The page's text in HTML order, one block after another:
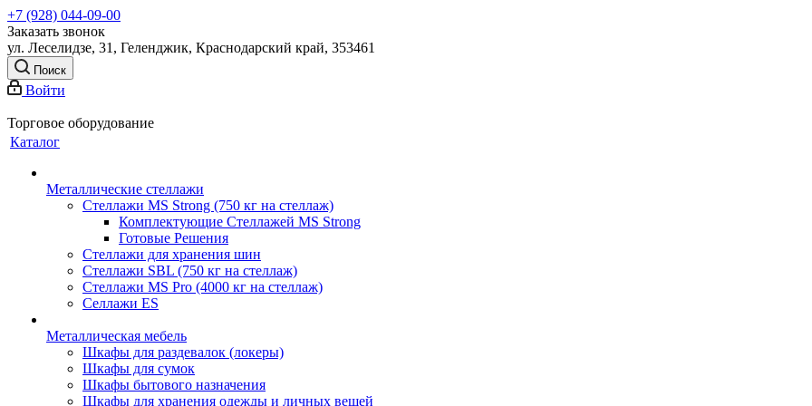
+7 (928) 044-09-00
Заказать звонок
ул. Леселидзе, 31, Геленджик, Краснодарский край, 353461
Поиск
Войти
Торговое оборудование
Каталог
Металлические стеллажи
Стеллажи MS Strong (750 кг на стеллаж)
Комплектующие Стеллажей MS Strong
Готовые Решения
Стеллажи для хранения шин
Стеллажи SBL (750 кг на стеллаж)
Стеллажи MS Pro (4000 кг на стеллаж)
Селлажи ES
Металлическая мебель
Шкафы для раздевалок (локеры)
Шкафы для сумок
Шкафы бытового назначения
Шкафы для хранения одежды и личных вещей